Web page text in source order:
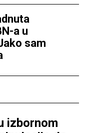
a u
sam
izbornom